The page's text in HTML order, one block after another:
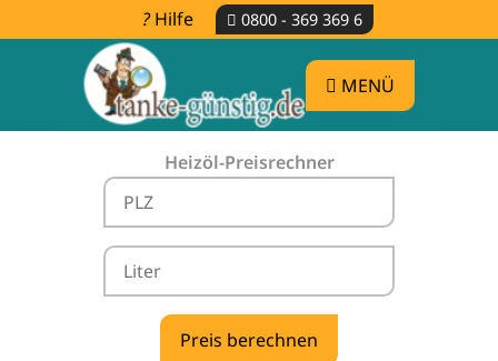
Hilfe 0800 - 369 369 6
MENÜ
Heizöl-Preisrechner
Heizölpreise Niedertaufkirchen -
vergleichen & günstig tanken